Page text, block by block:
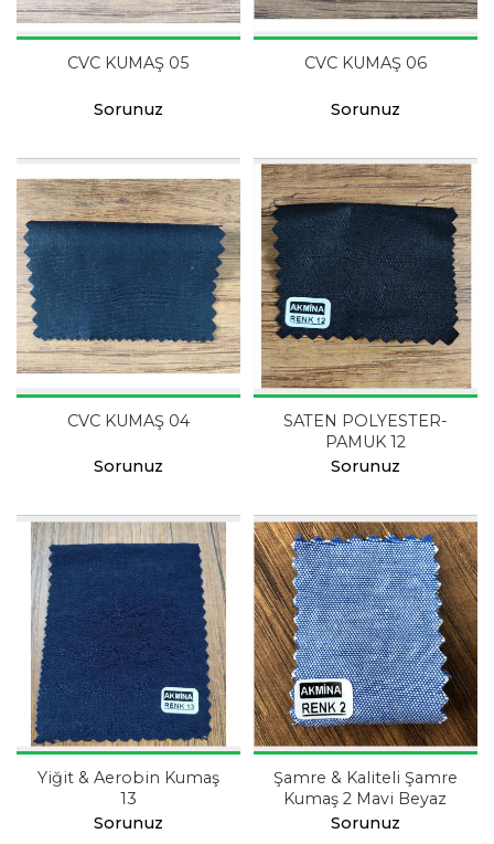
CVC KUMAŞ 05
Sorunuz
CVC KUMAŞ 06
Sorunuz
CVC KUMAŞ 04
Sorunuz
SATEN POLYESTER-
PAMUK 12
Sorunuz
Yiğit & Aerobin Kumaş
13
Sorunuz
Şamre & Kaliteli Şamre
Kumaş 2 Mavi Beyaz
Sorunuz